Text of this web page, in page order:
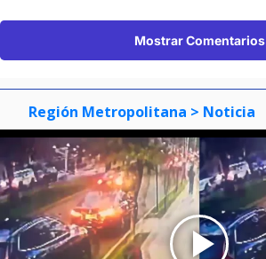
Mostrar Comentarios
Región Metropolitana > Noticia